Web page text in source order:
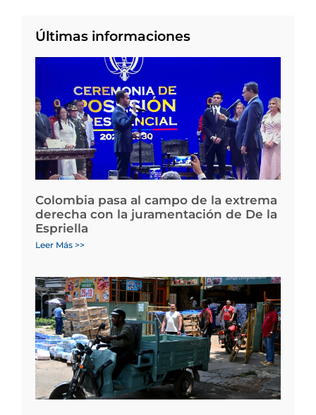
Últimas informaciones
Colombia pasa al campo de la extrema
derecha con la juramentación de De la
Espriella
Leer Más >>